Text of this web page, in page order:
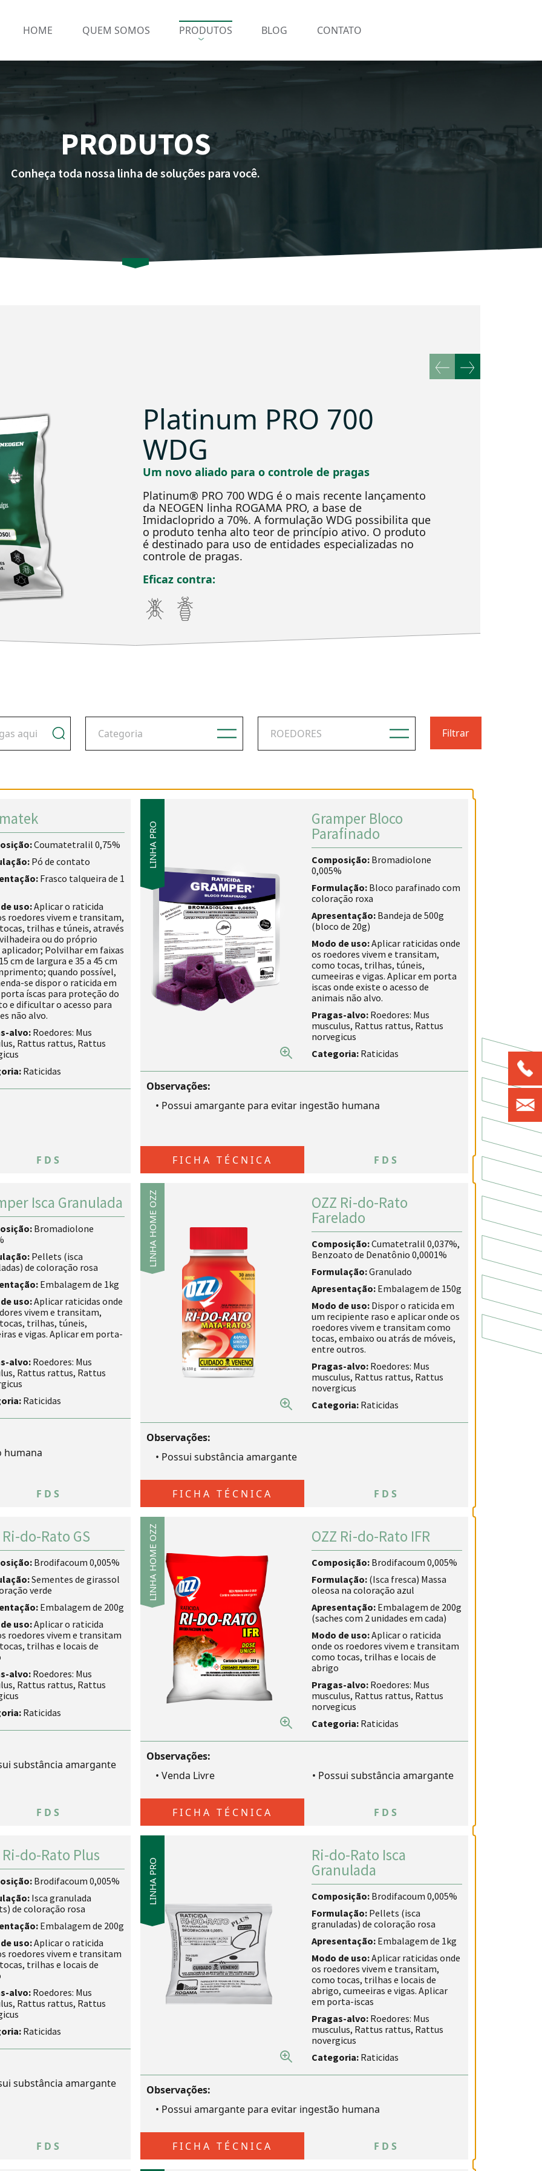
HOME QUEM SOMOS PRODUTOS BLOG CONTATO
PRODUTOS
Conheça toda nossa linha de soluções para você.
Platinum PRO 700
WDG
Um novo aliado para o controle de pragas
Platinum® PRO 700 WDG é o mais recente lançamento
da NEOGEN linha ROGAMA PRO, a base de
Imidacloprido a 70%. A formulação WDG possibilita que
o produto tenha alto teor de princípio ativo. O produto
é destinado para uso de entidades especializadas no
controle de pragas.
Eficaz contra:
Coumatetralil 0,75%
Pó de contato
Frasco talqueira de 1
uso:Aplicar o raticida
roedores vivem e transitam,
trilhas e túneis, através
ou do próprio
Polvilhar em faixas
cm de largura e 35 a 45 cm
quando possível,
se dispor o raticida em
íscas para proteção do
e dificultar o acesso para
não alvo.
alvo:Roedores: Mus
Rattus rattus, Rattus
Raticidas
FDS
LINHA PRO
Gramper Bloco
Parafinado
Composição: Bromadiolone
0,005%
Formulação: Bloco parafinado com
coloração roxa
Apresentação: Bandeja de 500g
(bloco de 20g)
Modo de uso:Aplicar raticidas onde
os roedores vivem e transitam,
como tocas, trilhas, túneis,
cumeeiras e vigas. Aplicar em porta
iscas onde existe o acesso de
animais não alvo.
Pragas-alvo: Roedores: Mus
musculus, Rattus rattus, Rattus
norvegicus
Categoria: Raticidas
Observações:
• Possui amargante para evitar ingestão humana
FICHA TÉCNICA FDS
Isca Granulada
Bromadiolone
Pellets (isca
de coloração rosa
Embalagem de 1kg
uso:Aplicar raticidas onde
vivem e transitam,
trilhas, túneis,
e vigas. Aplicar em porta-
alvo:Roedores: Mus
Rattus rattus, Rattus
Raticidas
humana
FDS
LINHA HOME OZZ OZZ Ri-do-Rato
Farelado
Composição:Cumatetralil 0,037%,
Benzoato de Denatônio 0,0001%
Formulação:Granulado
Apresentação: Embalagem de 150g
Modo de uso: Dispor o raticida em
um recipiente raso e aplicar onde os
roedores vivem e transitam como
tocas, embaixo ou atrás de móveis,
entre outros.
Pragas-alvo: Roedores: Mus
musculus, Rattus rattus, Rattus
novergicus
Categoria: Raticidas
Observações:
• Possui substância amargante
FICHA TÉCNICA FDS
Ri-do-Rato GS
Brodifacoum 0,005%
Sementes de girassol
verde
Embalagem de 200g
uso:Aplicar o raticida
roedores vivem e transitam
trilhas e locais de
alvo:Roedores: Mus
Rattus rattus, Rattus
Raticidas
substância amargante
FDS
LINHA HOME OZZ OZZ Ri-do-Rato IFR
Composição: Brodifacoum 0,005%
Formulação: (Isca fresca) Massa
oleosa na coloração azul
Apresentação: Embalagem de 200g
(saches com 2 unidades em cada)
Modo de uso:Aplicar o raticida
onde os roedores vivem e transitam
como tocas, trilhas e locais de
abrigo
Pragas-alvo: Roedores: Mus
musculus, Rattus rattus, Rattus
norvegicus
Categoria: Raticidas
Observações:
• Venda Livre • Possui substância amargante
FICHA TÉCNICA FDS
Ri-do-Rato Plus
Brodifacoum 0,005%
Isca granulada
de coloração rosa
Embalagem de 200g
uso:Aplicar o raticida
roedores vivem e transitam
trilhas e locais de
alvo:Roedores: Mus
Rattus rattus, Rattus
Raticidas
substância amargante
FDS
LINHA PRO
Ri-do-Rato Isca
Granulada
Composição: Brodifacoum 0,005%
Formulação: Pellets (isca
granuladas) de coloração rosa
Apresentação: Embalagem de 1kg
Modo de uso:Aplicar raticidas onde
os roedores vivem e transitam,
como tocas, trilhas e locais de
abrigo, cumeeiras e vigas. Aplicar
em porta-iscas
Pragas-alvo: Roedores: Mus
musculus, Rattus rattus, Rattus
novergicus
Categoria: Raticidas
Observações:
• Possui amargante para evitar ingestão humana
FICHA TÉCNICA FDS